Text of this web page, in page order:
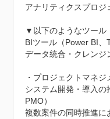
アナリティクスプロジ
▼以下のようなツール
BIツール（Power BI
データ統合・クレンジ
・プロジェクトマネジ
システム開発・導入の
PMO）
複数案件の同時推進に